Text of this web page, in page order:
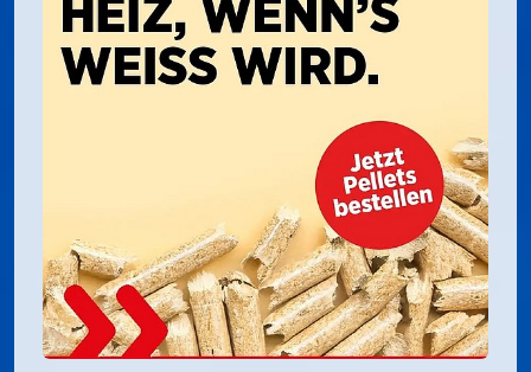
EXTERNE MEDIEN
Um Inhalte von Videoplattformen und Social Media
Plattformen anzeigen zu können, werden von
diesen externen Medien Cookies gesetzt.
Vimeo